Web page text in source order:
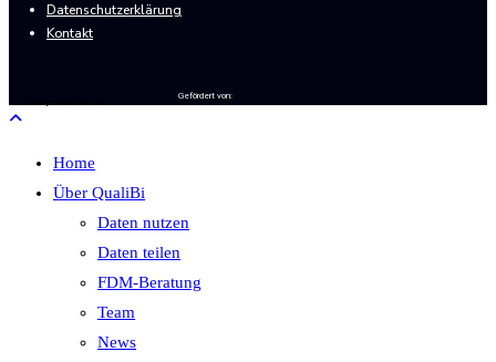
Datenschutzerklärung
Kontakt
Gefördert von:
Home
Über QualiBi
Daten nutzen
Daten teilen
FDM-Beratung
Team
News